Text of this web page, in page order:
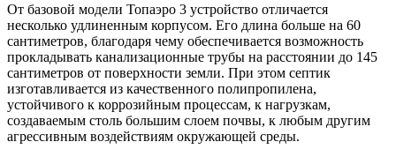
От базовой модели Топаэро 3 устройство отличается
несколько удлиненным корпусом. Его длина больше на 60
сантиметров, благодаря чему обеспечивается возможность
прокладывать канализационные трубы на расстоянии до 145
сантиметров от поверхности земли. При этом септик
изготавливается из качественного полипропилена,
устойчивого к коррозийным процессам, к нагрузкам,
создаваемым столь большим слоем почвы, к любым другим
агрессивным воздействиям окружающей среды.